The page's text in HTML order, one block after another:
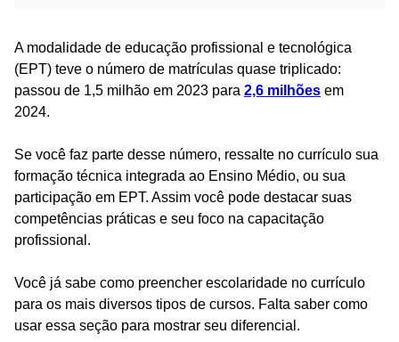
A modalidade de educação profissional e tecnológica
(EPT) teve o número de matrículas quase triplicado:
passou de 1,5 milhão em 2023 para 2,6 milhões em
2024.
Se você faz parte desse número, ressalte no currículo sua
formação técnica integrada ao Ensino Médio, ou sua
participação em EPT. Assim você pode destacar suas
competências práticas e seu foco na capacitação
profissional.
Você já sabe como preencher escolaridade no currículo
para os mais diversos tipos de cursos. Falta saber como
usar essa seção para mostrar seu diferencial.